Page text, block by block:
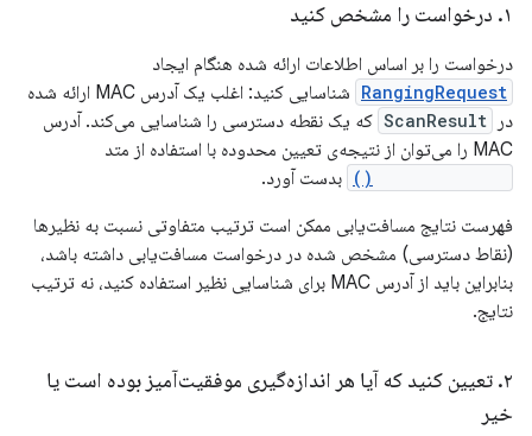
۱. درخواست را مشخص کنید
درخواست را بر اساس اطلاعات ارائه شده هنگام ایجاد
RangingRequest
شناسایی کنید: اغلب یک آدرس MAC ارائه شده
در
ScanResult که یک نقطه دسترسی را شناسایی می‌کند. آدرس
MAC را می‌توان از نتیجه‌ی تعیین محدوده با استفاده از متد
بدست آورد.
فهرست نتایج مسافت‌یابی ممکن است ترتیب متفاوتی نسبت به نظیرها
(نقاط دسترسی) مشخص شده در درخواست مسافت‌یابی داشته باشد،
بنابراین باید از آدرس MAC برای شناسایی نظیر استفاده کنید، نه ترتیب
نتایج.
۲. تعیین کنید که آیا هر اندازه‌گیری موفقیت‌آمیز بوده است یا
خیر